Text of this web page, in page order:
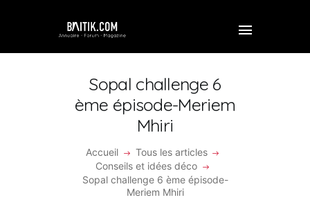
Sopal challenge 6
ème épisode-Meriem
Mhiri
Accueil
Tous les articles
Conseils et idées déco
Sopal challenge 6 ème épisode-
Meriem Mhiri
PROFESSIONNEL
ENTREPRISE